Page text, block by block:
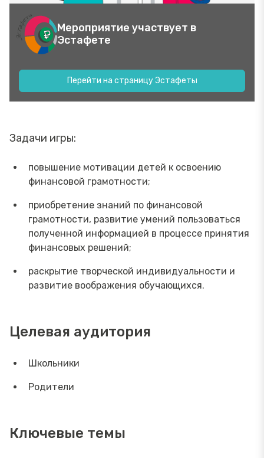
Мероприятие участвует в
Эстафете
Перейти на страницу Эстафеты
Задачи игры:
повышение мотивации детей к освоению
финансовой грамотности;
приобретение знаний по финансовой
грамотности, развитие умений пользоваться
полученной информацией в процессе принятия
финансовых решений;
раскрытие творческой индивидуальности и
развитие воображения обучающихся.
Целевая аудитория
Школьники
Родители
Ключевые темы